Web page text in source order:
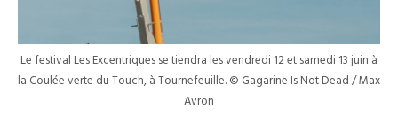
Le festival Les Excentriques se tiendra les vendredi 12 et samedi 13 juin à
la Coulée verte du Touch, à Tournefeuille. © Gagarine Is Not Dead / Max
Avron